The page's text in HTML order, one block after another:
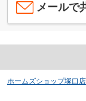
メールで
ホームズショップ塚口